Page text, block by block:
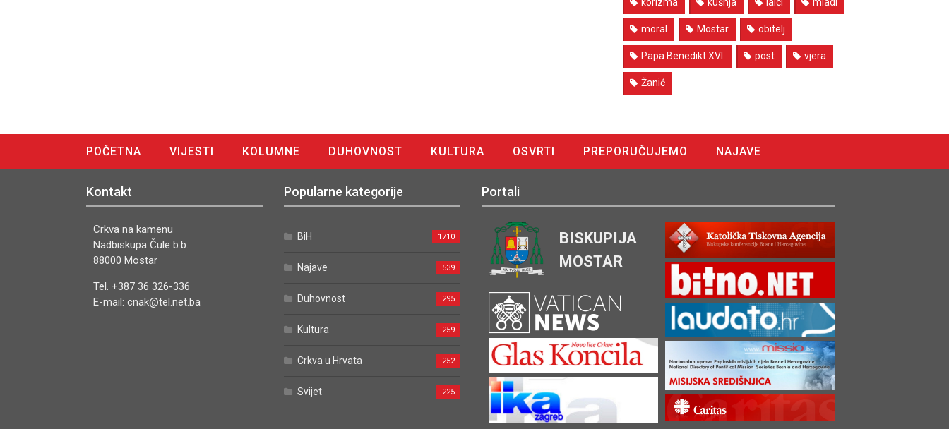
korizma kušnja laici mladi
moral Mostar obitelj
Papa Benedikt XVI. post vjera
Žanić
POČETNA VIJESTI KOLUMNE DUHOVNOST KULTURA OSVRTI PREPORUČUJEMO
NAJAVE
Kontakt
Crkva na kamenu
Nadbiskupa Čule b.b.
88000 Mostar
Tel. +387 36 326-336
E-mail: cnak@tel.net.ba
Popularne kategorije
BiH 1710
Najave 539
Duhovnost 295
Kultura 259
Crkva u Hrvata 252
Svijet 225
Portali
BISKUPIJA
MOSTAR